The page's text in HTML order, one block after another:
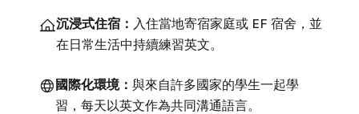
沉浸式住宿： 入住當地寄宿家庭或 EF 宿舍，並
在日常生活中持續練習英文。
國際化環境： 與來自許多國家的學生一起學
習，每天以英文作為共同溝通語言。